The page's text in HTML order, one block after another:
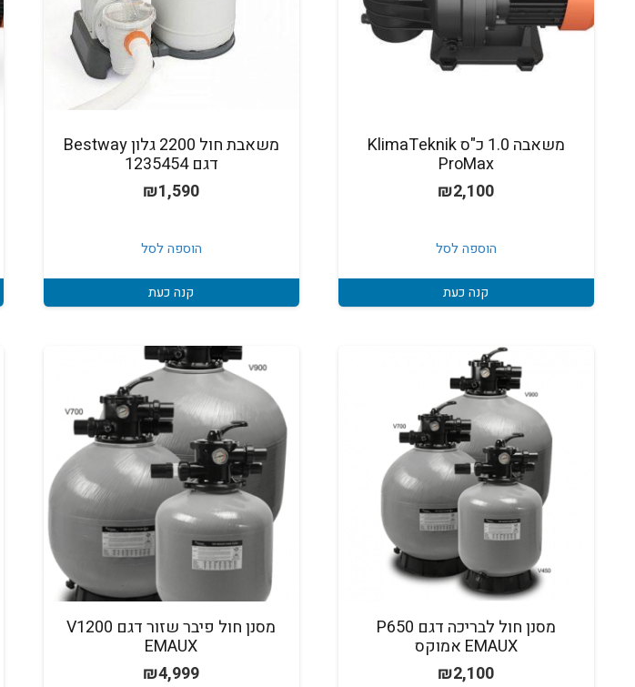
משאבה 1.0 כ"ס KlimaTeknik
ProMax
₪2,100
הוספה לסל
קנה כעת
משאבת חול 2200 גלון Bestway
דגם 1235454
₪1,590
הוספה לסל
קנה כעת
מסנן חול לבריכה דגם P650
EMAUX אמוקס
₪2,100
מסנן חול פיבר שזור דגם V1200
EMAUX
₪4,999